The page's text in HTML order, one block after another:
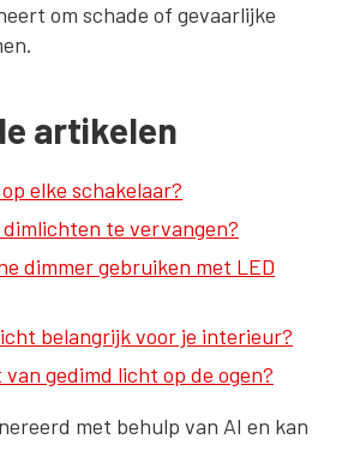
om schade of gevaarlijke
artikelen
elke schakelaar?
te vervangen?
dimmer gebruiken met LED
belangrijk voor je interieur?
gedimd licht op de ogen?
met behulp van AI en kan